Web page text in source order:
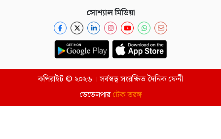
সোশ্যাল মিডিয়া
কপিরাইট © ২০২৬ । সর্বস্বত্ব সংরক্ষিত দৈনিক ফেনী
ডেভেলপারটেক তরঙ্গ